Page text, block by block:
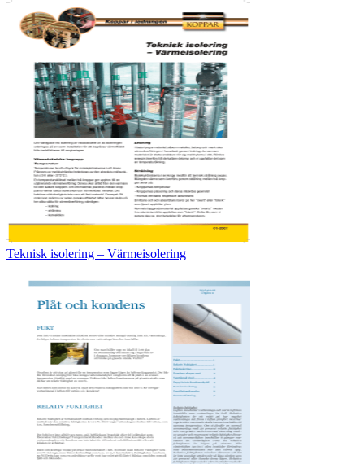
Teknisk isolering – Värmeisolering